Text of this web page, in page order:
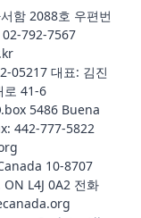
함 2088호 우편번
02-792-7567
05217 대표: 김진
로 41-6
5486 Buena
442-777-5822
10-8707
L4J 0A2 전화